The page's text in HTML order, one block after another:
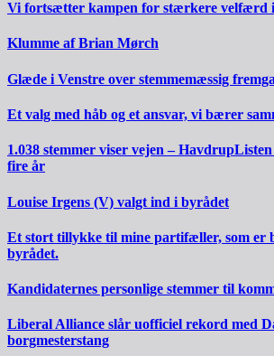
Vi fortsætter kampen for stærkere velfærd
Klumme af Brian Mørch
Glæde i Venstre over stemmemæssig
Et valg med håb og et ansvar, vi bærer
1.038 stemmer viser vejen –
fire år
Louise Irgens (V) valgt ind i byrådet
Et stort tillykke til mine partifæller, som er
byrådet.
Kandidaternes personlige stemmer til
Liberal Alliance slår uofficiel rekord med
borgmesterstang